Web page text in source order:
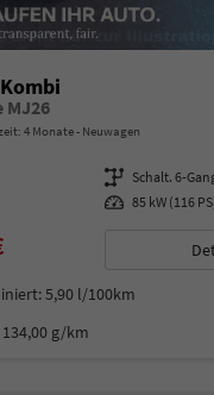
MJ26
4 Monate Neuwagen
Getriebe Schalt. 6-
Leistung 85 kW (116
5,90 l/100km
134,00 g/km